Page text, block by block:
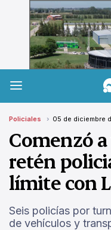
Policiales 05 de diciembre
Comenzó
retén
límite con
Seis policías por
de vehículos y